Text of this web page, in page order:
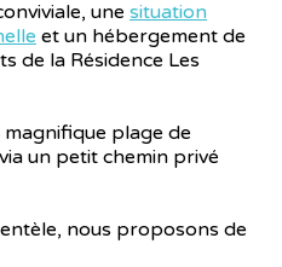
une situation
et un hébergement de
de la Résidence Les
plage de
un petit chemin privé
nous proposons de